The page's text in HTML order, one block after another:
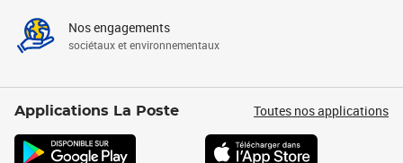
Nos engagements
sociétaux et environnementaux
Applications La Poste Toutes nos applications